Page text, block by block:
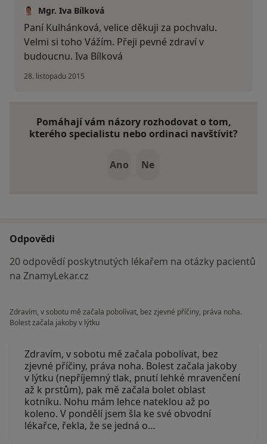
Mgr. Iva Bílková
Paní Kulhánková, velice děkuji za pochvalu.
Velmi si toho Vážím. Přeji pevné zdraví v
budoucnu. Iva Bílková
28. listopadu 2015
Pomáhají vám názory rozhodovat o tom,
kterého specialistu nebo ordinaci navštívit?
Ano Ne
Odpovědi
20 odpovědí poskytnutých lékařem na otázky pacientů
na ZnamyLekar.cz
Zdravím, v sobotu mě začala pobolívat, bez zjevné příčiny, práva noha.
Bolest začala jakoby v lýtku
Zdravím, v sobotu mě začala pobolívat, bez
zjevné příčiny, práva noha. Bolest začala jakoby
v lýtku (nepříjemný tlak, pnutí lehké mravenčení
až k prstům), pak mě začala bolet oblast
kotníku. Nohu mám lehce nateklou až po
koleno. V pondělí jsem šla ke své obvodní
lékařce, řekla, že se jedná o…